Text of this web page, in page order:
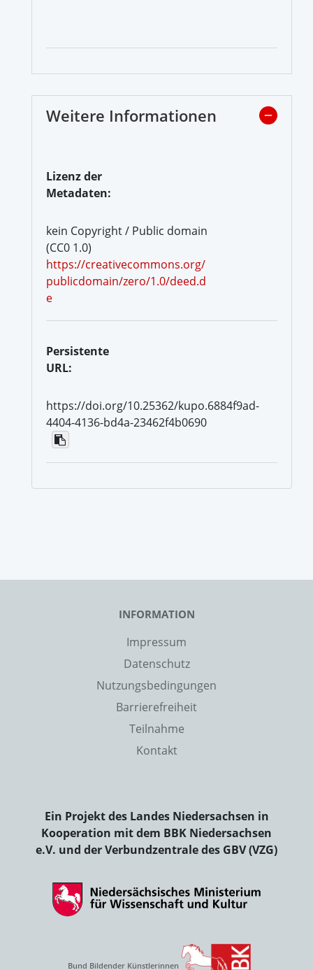
Weitere Informationen
Lizenz der
Metadaten:
kein Copyright / Public domain
(CC0 1.0)
https://creativecommons.org/
publicdomain/zero/1.0/deed.d
e
Persistente
URL:
https://doi.org/10.25362/kupo.6884f9ad-
4404-4136-bd4a-23462f4b0690
INFORMATION
Impressum
Datenschutz
Nutzungsbedingungen
Barrierefreiheit
Teilnahme
Kontakt
Ein Projekt des Landes Niedersachsen in
Kooperation mit dem BBK Niedersachsen
e.V. und der Verbundzentrale des GBV (VZG)
Bund Bildender Künstlerinnen